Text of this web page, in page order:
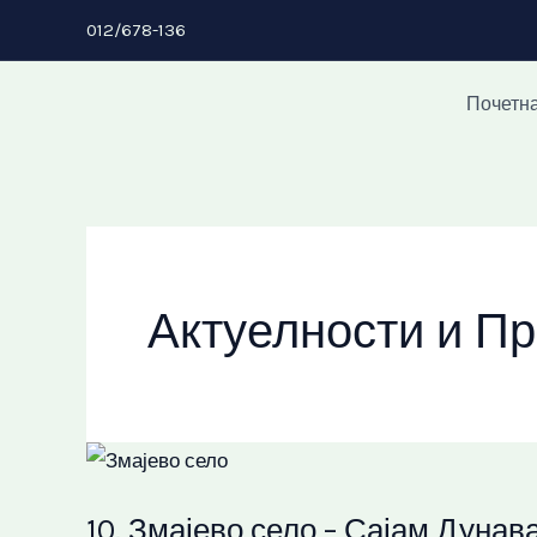
на
012/678-136
Актуелности и
10.